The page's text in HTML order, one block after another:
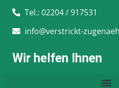
Tel.: 02204 / 917531
info@verstrickt-
Wir helfen Ihnen